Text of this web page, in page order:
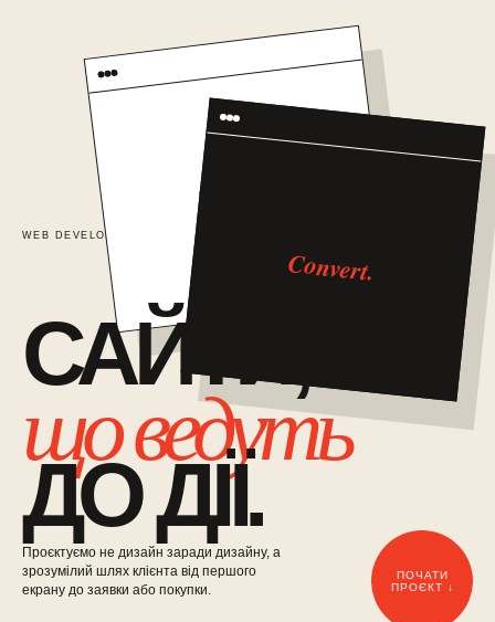
WEB DEVELOPMENT / 01
САЙТИ,
що ведуть
ДО ДІЇ.
TRUST
Convert.
Проєктуємо не дизайн заради дизайну, а
зрозумілий шлях клієнта від першого
екрану до заявки або покупки.
ПОЧАТИ
ПРОЄКТ ↓